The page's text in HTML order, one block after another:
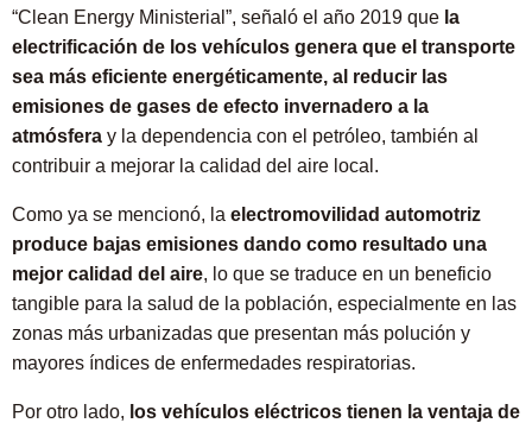
“Clean Energy Ministerial”, señaló el año 2019 que la
electrificación de los vehículos genera que el transporte
sea más eficiente energéticamente, al reducir las
emisiones de gases de efecto invernadero a la
atmósfera y la dependencia con el petróleo, también al
contribuir a mejorar la calidad del aire local.
Como ya se mencionó, la electromovilidad automotriz
produce bajas emisiones dando como resultado una
mejor calidad del aire, lo que se traduce en un beneficio
tangible para la salud de la población, especialmente en las
zonas más urbanizadas que presentan más polución y
mayores índices de enfermedades respiratorias.
Por otro lado, los vehículos eléctricos tienen la ventaja de